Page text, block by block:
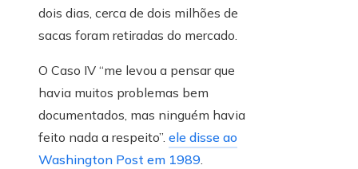
dois dias, cerca de dois milhões de
sacas foram retiradas do mercado.
O Caso IV “me levou a pensar que
havia muitos problemas bem
documentados, mas ninguém havia
feito nada a respeito”. ele disse ao
Washington Post em 1989.